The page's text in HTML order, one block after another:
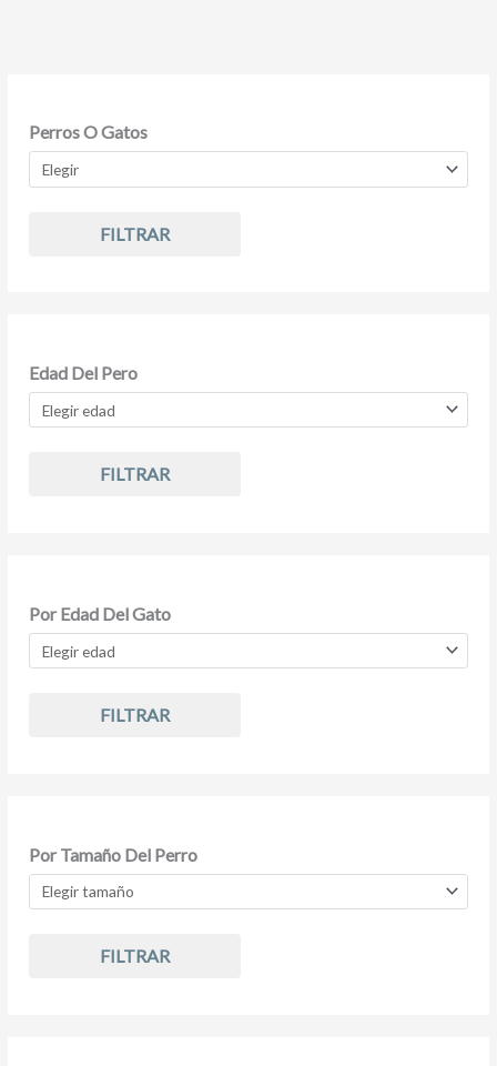
Perros O Gatos
FILTRAR
Edad Del Pero
FILTRAR
Por Edad Del Gato
FILTRAR
Por Tamaño Del Perro
FILTRAR